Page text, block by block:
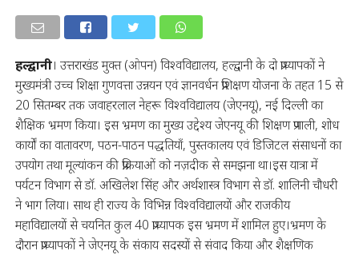
हल्द्वानी। उत्तराखंड मुक्त (ओपन) विश्वविद्यालय, हल्द्वानी के दो प्राध्यापकों ने
मुख्यमंत्री उच्च शिक्षा गुणवत्ता उन्नयन एवं ज्ञानवर्धन प्रशिक्षण योजना के तहत 15 से
20 सितम्बर तक जवाहरलाल नेहरू विश्वविद्यालय (जेएनयू), नई दिल्ली का
शैक्षिक भ्रमण किया। इस भ्रमण का मुख्य उद्देश्य जेएनयू की शिक्षण प्रणाली, शोध
कार्यों का वातावरण, पठन-पाठन पद्धतियाँ, पुस्तकालय एवं डिजिटल संसाधनों का
उपयोग तथा मूल्यांकन की प्रक्रियाओं को नज़दीक से समझना था।इस यात्रा में
पर्यटन विभाग से डॉ. अखिलेश सिंह और अर्थशास्त्र विभाग से डॉ. शालिनी चौधरी
ने भाग लिया। साथ ही राज्य के विभिन्न विश्वविद्यालयों और राजकीय
महाविद्यालयों से चयनित कुल 40 प्राध्यापक इस भ्रमण में शामिल हुए।भ्रमण के
दौरान प्राध्यापकों ने जेएनयू के संकाय सदस्यों से संवाद किया और शैक्षणिक